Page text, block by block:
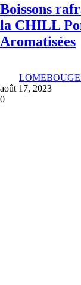
Boissons
la CHILL
Aromatisées
août 17, 2023
0